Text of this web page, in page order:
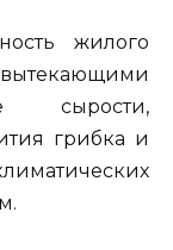
жилого
сырости,
грибка и